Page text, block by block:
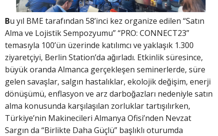
Bu yıl BME tarafından 58’inci kez organize edilen “Satın
Alma ve Lojistik Sempozyumu” “PRO: CONNECT23”
temasıyla 100’ün üzerinde katılımcı ve yaklaşık 1.300
ziyaretçiyi, Berlin Station’da ağırladı. Etkinlik süresince,
büyük oranda Almanca gerçekleşen seminerlerde, süre
gelen savaşlar, salgın hastalıklar, ekolojik değişim, enerji
dönüşümü, enflasyon ve arz darboğazları nedeniyle satın
alma konusunda karşılaşılan zorluklar tartışılırken,
Türkiye’nin Makinecileri Almanya Ofisi’nden Nevzat
Sargın da “Birlikte Daha Güçlü” başlıklı oturumda